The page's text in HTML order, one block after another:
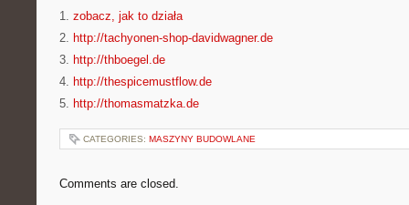
1. zobacz, jak to działa
2. http://tachyonen-shop-davidwagner.de
3. http://thboegel.de
4. http://thespicemustflow.de
5. http://thomasmatzka.de
CATEGORIES: MASZYNY BUDOWLANE
Comments are closed.